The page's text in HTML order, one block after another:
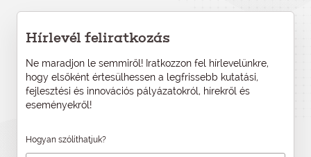
Hírlevél feliratkozás
Ne maradjon le semmiről! Iratkozzon fel hírlevelünkre,
hogy elsőként értesülhessen a legfrissebb kutatási,
fejlesztési és innovációs pályázatokról, hírekről és
eseményekről!
Hogyan szólíthatjuk?